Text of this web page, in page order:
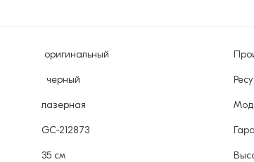
оригинальный
черный
лазерная
GC-212873
35 см